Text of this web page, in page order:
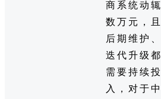
商系统动辄
数万元，且
后期维护、
迭代升级都
需要持续投
入，对于中